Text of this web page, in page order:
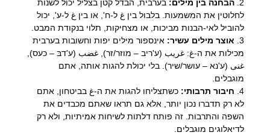
2. הבחנה בין מילים: בערבית, הבדל קטן בצליל יכול לשנות
לחלוטין את המשמעות. בלבול בין غ ל-ח', או בין غ ל-ע', יכול
להוביל לאי-הבנות מביכות, או מצחיקות, תלוי בנקודת המבט.
3. אוצר מילים עשיר: אינספור מילים יפות וחשובות בערבית
מכילות את ה-غ: غريب (ע'ריב – מוזר/זר), غضب (ע'דבּ – כעס),
غنى (ע'נא – עושר/שיר). בלי יכולת להגות אותה, אתם
מוגבלים.
4. חיבור תרבותי: כשתצליחו להגות את ה-غ בביטחון, אתם
לא רק תדברו נכון יותר, אלא גם תראו שאתם מכבדים את
השפה והתרבות. זה פותח דלתות לשיחות אמיתיות, ולא רק
לדיאלוגים מוגבלים.